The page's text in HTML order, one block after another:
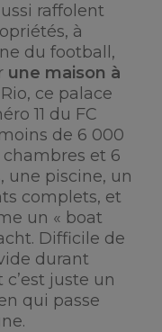
raffolent
à
du football,
une maison à
ce palace
11 du FC
de 6 000
et 6
une piscine, un
complets, et
un « boat
Difficile de
durant
juste un
qui passe